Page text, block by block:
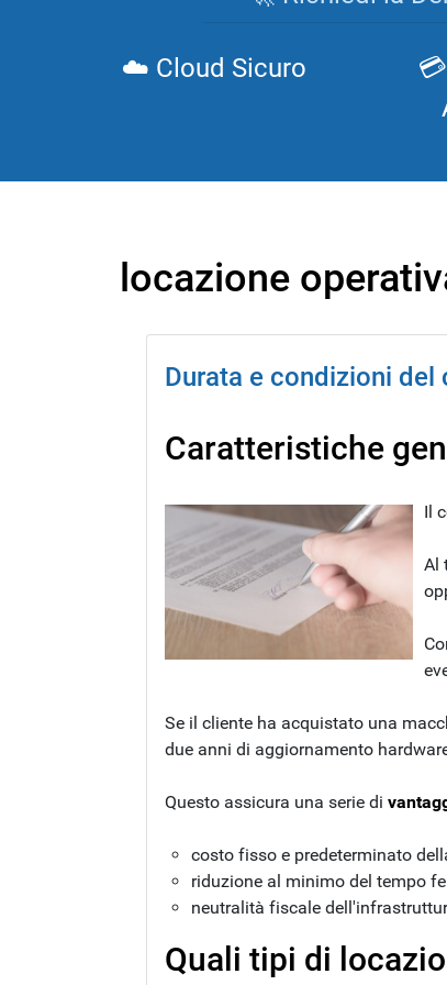
☁️ Cloud Sicuro
locazione
Durata e condizioni
Caratteristiche
Il
Al
Se il cliente ha acquistato una
due anni di aggiornamento
Questo assicura una serie di
costo fisso e predeterminato
riduzione al minimo del tempo
neutralità fiscale
Quali tipi di